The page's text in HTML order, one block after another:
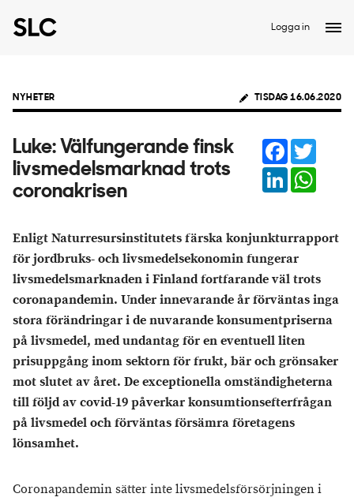
Logga in
NYHETER TISDAG 16.06.2020
Luke: Välfungerande finsk
livsmedelsmarknad trots
coronakrisen
Facebook
LinkedIn
Enligt Naturresursinstitutets färska konjunkturrapport
för jordbruks- och livsmedelsekonomin fungerar
livsmedelsmarknaden i Finland fortfarande väl trots
coronapandemin. Under innevarande år förväntas inga
stora förändringar i de nuvarande konsumentpriserna
på livsmedel, med undantag för en eventuell liten
prisuppgång inom sektorn för frukt, bär och grönsaker
mot slutet av året. De exceptionella omständigheterna
till följd av covid-19 påverkar konsumtionsefterfrågan
på livsmedel och förväntas försämra företagens
lönsamhet.
Coronapandemin sätter inte livsmedelsförsörjningen i